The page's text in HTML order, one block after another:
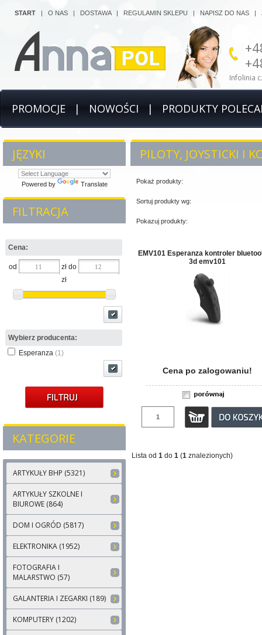
Infolinia
START | O NAS | DOSTAWA| REGULAMIN SKLEPU | NAPISZ DO NAS |
PROMOCJE | NOWOŚCI | PRODUKTY
JĘZYKI
Powered by Translate
FILTRACJA
Cena:
od
zł do
zł
Wybierz producenta:
Esperanza (1)
KATEGORIE
ARTYKUŁY BHP (5321)
ARTYKUŁY SZKOLNE I
BIUROWE (864)
DOM I OGRÓD (5817)
ELEKTRONIKA (1952)
FOTOGRAFIA I
MALARSTWO (57)
GALANTERIA I ZEGARKI (189)
KOMPUTERY (1202)
PILOTY, JOYSTICKI I
Pokaż produkty:
Sortuj produkty wg:
Pokazuj produkty:
EMV101 Esperanza kontroler
3d emv101
Cena po zalogowaniu!
Lista od 1 do 1 (1 znalezionych)